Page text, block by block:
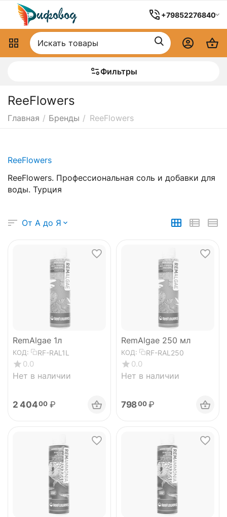
+79852276840
Фильтры
ReeFlowers
Главная / Бренды / ReeFlowers
ReeFlowers
ReeFlowers. Профессиональная соль и добавки для
воды. Турция
От А до Я
RemAlgae 1л
КОД: RF-RAL1L
0.0
Нет в наличии
2 40400 ₽
RemAlgae 250 мл
КОД: RF-RAL250
0.0
Нет в наличии
79800 ₽